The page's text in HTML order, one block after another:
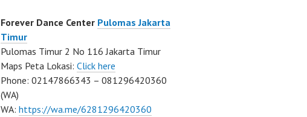
Forever Dance Center Pulomas Jakarta
Timur
Pulomas Timur 2 No 116 Jakarta Timur
Maps Peta Lokasi: Click here
Phone: 02147866343 – 081296420360
(WA)
WA: https://wa.me/6281296420360